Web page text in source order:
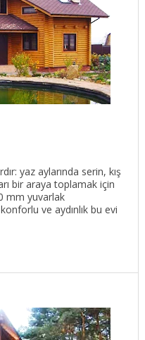
yaz aylarında serin, kış
bir araya toplamak için
mm yuvarlak
ve aydınlık bu evi